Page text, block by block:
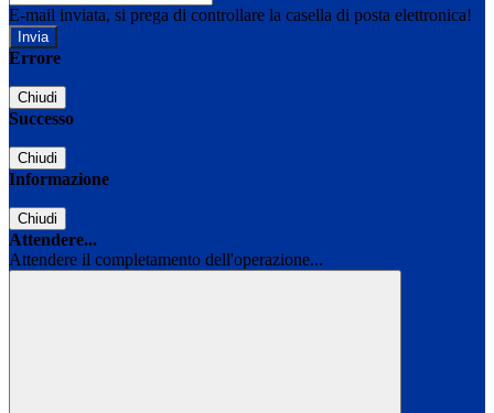
E-mail inviata, si prega di controllare la casella di posta elettronica!
Errore
Chiudi
Successo
Chiudi
Informazione
Chiudi
Attendere...
Attendere il completamento dell'operazione...